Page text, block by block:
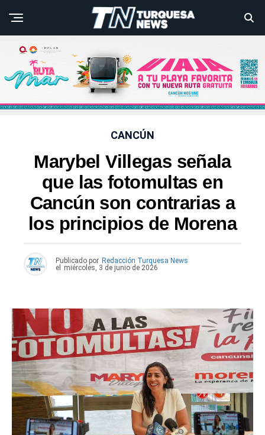
CANCÚN
Marybel Villegas señala
que las fotomultas en
Cancún son contrarias a
los principios de Morena
Publicado por Redacción Turquesa News
el
miércoles, 3 de junio de 2026